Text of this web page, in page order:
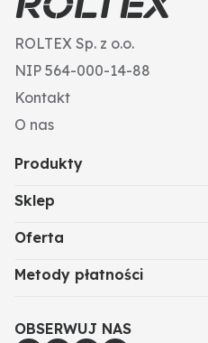
ROLTEX Sp. z o.o.
NIP 564-000-14-88
Kontakt
O nas
Produkty
Sklep
Oferta
Metody płatności
OBSERWUJ NAS